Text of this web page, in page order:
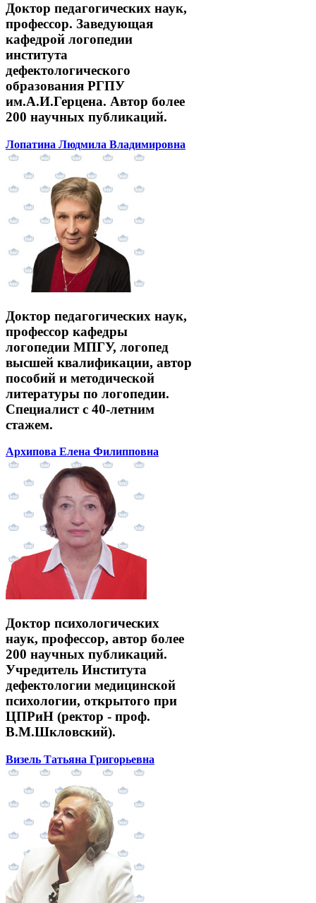
Доктор педагогических наук,
профессор. Заведующая
кафедрой логопедии
института
дефектологического
образования РГПУ
им.А.И.Герцена. Автор более
200 научных публикаций.
Лопатина Людмила Владимировна
Доктор педагогических наук,
профессор кафедры
логопедии МПГУ, логопед
высшей квалификации, автор
пособий и методической
литературы по логопедии.
Специалист с 40-летним
стажем.
Архипова Елена Филипповна
Доктор психологических
наук, профессор, автор более
200 научных публикаций.
Учредитель Института
дефектологии медицинской
психологии, открытого при
ЦПРиН (ректор - проф.
В.М.Шкловский).
Визель Татьяна Григорьевна